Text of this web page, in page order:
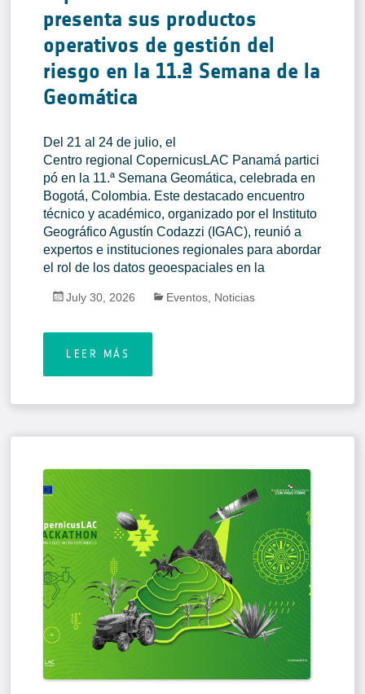
presenta sus productos
operativos de gestión del
riesgo en la 11.ª Semana de la
Geomática
Del 21 al 24 de julio, el
Centro regional CopernicusLAC Panamá partici
pó en la 11.ª Semana Geomática, celebrada en
Bogotá, Colombia. Este destacado encuentro
técnico y académico, organizado por el Instituto
Geográfico Agustín Codazzi (IGAC), reunió a
expertos e instituciones regionales para abordar
el rol de los datos geoespaciales en la
July 30, 2026 Eventos Noticias
LEER MÁS